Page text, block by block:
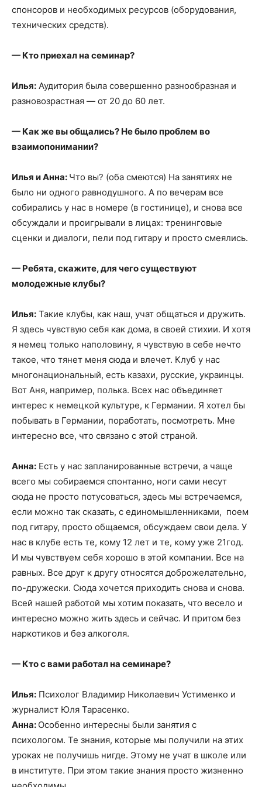
спонсоров и необходимых ресурсов (оборудования,
технических средств).
— Кто приехал на семинар?
Илья: Аудитория была совершенно разнообразная и
разновозрастная — от 20 до 60 лет.
— Как же вы общались? Не было проблем во
взаимопонимании?
Илья и Анна: Что вы? (оба смеются) На занятиях не
было ни одного равнодушного. А по вечерам все
собирались у нас в номере (в гостинице), и снова все
обсуждали и проигрывали в лицах: тренинговые
сценки и диалоги, пели под гитару и просто смеялись.
— Ребята, скажите, для чего существуют
молодежные клубы?
Илья: Такие клубы, как наш, учат общаться и дружить.
Я здесь чувствую себя как дома, в своей стихии. И хотя
я немец только наполовину, я чувствую в себе нечто
такое, что тянет меня сюда и влечет. Клуб у нас
многонациональный, есть казахи, русские, украинцы.
Вот Аня, например, полька. Всех нас объединяет
интерес к немецкой культуре, к Германии. Я хотел бы
побывать в Германии, поработать, посмотреть. Мне
интересно все, что связано с этой страной.
Анна: Есть у нас запланированные встречи, а чаще
всего мы собираемся спонтанно, ноги сами несут
сюда не просто потусоваться, здесь мы встречаемся,
если можно так сказать, с единомышленниками, поем
под гитару, просто общаемся, обсуждаем свои дела. У
нас в клубе есть те, кому 12 лет и те, кому уже 21год.
И мы чувствуем себя хорошо в этой компании. Все на
равных. Все друг к другу относятся доброжелательно,
по-дружески. Сюда хочется приходить снова и снова.
Всей нашей работой мы хотим показать, что весело и
интересно можно жить здесь и сейчас. И притом без
наркотиков и без алкоголя.
— Кто с вами работал на семинаре?
Илья: Психолог Владимир Николаевич Устименко и
журналист Юля Тарасенко.
Анна: Особенно интересны были занятия с
психологом. Те знания, которые мы получили на этих
уроках не получишь нигде. Этому не учат в школе или
в институте. При этом такие знания просто жизненно